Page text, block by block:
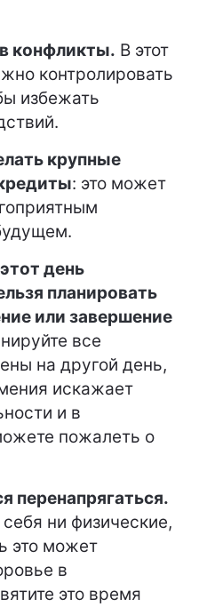
конфликты. В этот
контролировать
избежать
крупные
: это может
день
планировать
или завершение
все
на другой день,
искажает
и в
пожалеть о
перенапрягаться.
ни физические,
это может
в
это время